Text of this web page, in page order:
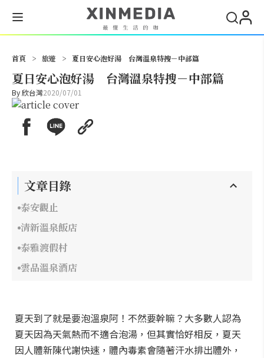
首頁 > 旅遊 > 夏日安心泡好湯 台灣溫泉特搜－中部篇
夏日安心泡好湯 台灣溫泉特搜－中部篇
By欣台灣2020/07/01
文章目錄
泰安觀止
清新溫泉飯店
泰雅渡假村
雲品溫泉酒店
夏天到了就是要泡溫泉阿！不然要幹嘛？大多數人認為
夏天因為天氣熱而不適合泡湯，但其實恰好相反，夏天
因人體新陳代謝快速，體內毒素會隨著汗水排出體外，